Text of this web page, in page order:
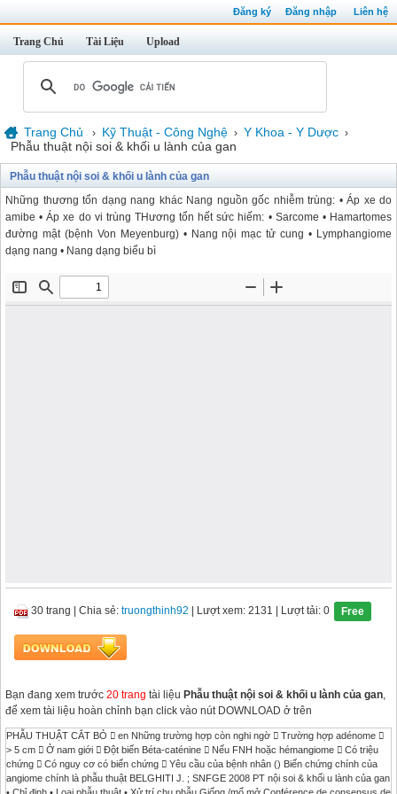
Đăng ký Đăng nhập Liên hệ
Trang Chủ Tài Liệu Upload
Trang Chủ › Kỹ Thuật - Công Nghệ › Y Khoa - Y Dược ›
Phẫu thuật nội soi & khối u lành của gan
Phẫu thuật nội soi & khối u lành của gan
Những thương tổn dạng nang khác Nang nguồn gốc nhiễm trùng: • Áp xe do
amibe • Áp xe do vi trùng THương tổn hết sức hiếm: • Sarcome • Hamartomes
đường mật (bệnh Von Meyenburg) • Nang nội mạc tử cung • Lymphangiome
dạng nang • Nang dạng biểu bì
30 trang Chia sẻ: truongthinh92 | Lượt xem: 2131 | Lượt tải: 0 Free
Bạn đang xem trước 20 trang tài liệu Phẫu thuật nội soi & khối u lành của gan,
để xem tài liệu hoàn chỉnh bạn click vào nút DOWNLOAD ở trên
PHẪU THUẬT CẮT BỎ  en Những trường hợp còn nghi ngờ  Trường hợp adénome 
> 5 cm  Ở nam giới  Đột biến Béta-caténine  Nếu FNH hoặc hémangiome  Có triệu
chứng  Có nguy cơ có biến chứng  Yêu cầu của bệnh nhân () Biến chứng chính của
angiome chính là phẫu thuật BELGHITI J. ; SNFGE 2008 PT nội soi & khối u lành của gan